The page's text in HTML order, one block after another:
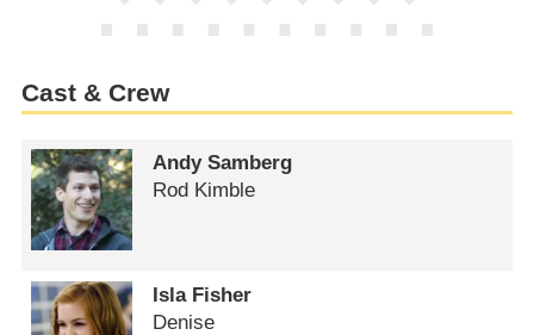
Cast & Crew
Andy Samberg
Rod Kimble
Isla Fisher
Denise